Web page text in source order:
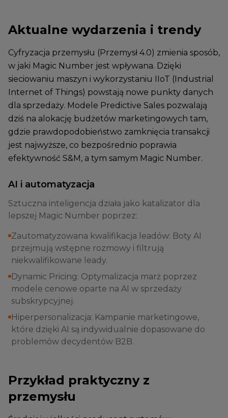
Aktualne wydarzenia i trendy
Cyfryzacja przemysłu (Przemysł 4.0) zmienia sposób,
w jaki Magic Number jest wpływana. Dzięki
sieciowaniu maszyn i wykorzystaniu IIoT (Industrial
Internet of Things) powstają nowe punkty danych
dla sprzedaży. Modele Predictive Sales pozwalają
dziś na alokację budżetów marketingowych tam,
gdzie prawdopodobieństwo zamknięcia transakcji
jest najwyższe, co bezpośrednio poprawia
efektywność S&M, a tym samym Magic Number.
AI i automatyzacja
Sztuczna inteligencja działa jako katalizator dla
lepszej Magic Number poprzez:
Zautomatyzowana kwalifikacja leadów: Boty AI
przejmują wstępne rozmowy i filtrują
niekwalifikowane leady.
Dynamic Pricing: Optymalizacja marż poprzez
modele cenowe oparte na AI w sprzedaży
subskrypcyjnej.
Hiperpersonalizacja: Kampanie marketingowe,
które dzięki AI są indywidualnie dopasowane do
problemów decydentów B2B.
Przykład praktyczny z
przemysłu